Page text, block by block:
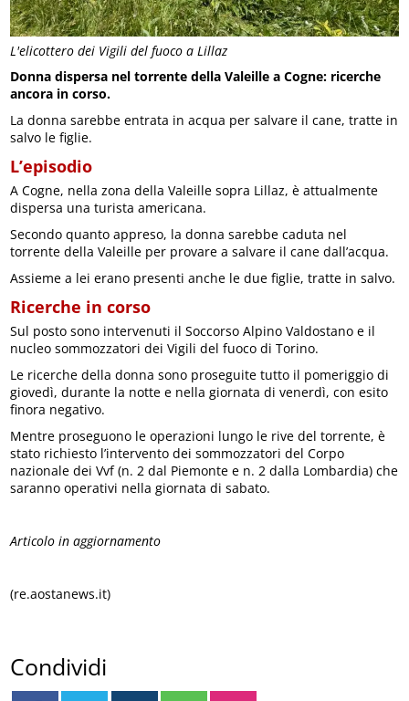
L'elicottero dei Vigili del fuoco a Lillaz
Donna dispersa nel torrente della Valeille a Cogne: ricerche
ancora in corso.
La donna sarebbe entrata in acqua per salvare il cane, tratte in
salvo le figlie.
L’episodio
A Cogne, nella zona della Valeille sopra Lillaz, è attualmente
dispersa una turista americana.
Secondo quanto appreso, la donna sarebbe caduta nel
torrente della Valeille per provare a salvare il cane dall’acqua.
Assieme a lei erano presenti anche le due figlie, tratte in salvo.
Ricerche in corso
Sul posto sono intervenuti il Soccorso Alpino Valdostano e il
nucleo sommozzatori dei Vigili del fuoco di Torino.
Le ricerche della donna sono proseguite tutto il pomeriggio di
giovedì, durante la notte e nella giornata di venerdì, con esito
finora negativo.
Mentre proseguono le operazioni lungo le rive del torrente, è
stato richiesto l’intervento dei sommozzatori del Corpo
nazionale dei Vvf (n. 2 dal Piemonte e n. 2 dalla Lombardia) che
saranno operativi nella giornata di sabato.
Articolo in aggiornamento
(re.aostanews.it)
Condividi